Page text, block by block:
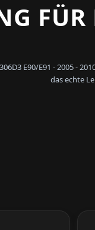
FÜR
E90/E91 - 2005 -
das echte